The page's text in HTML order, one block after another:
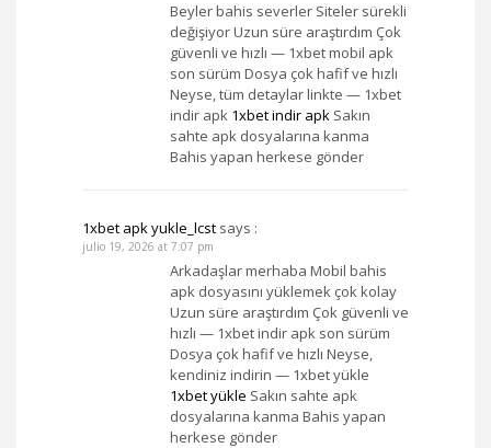
Beyler bahis severler Siteler sürekli
değişiyor Uzun süre araştırdım Çok
güvenli ve hızlı — 1xbet mobil apk
son sürüm Dosya çok hafif ve hızlı
Neyse, tüm detaylar linkte — 1xbet
indir apk 1xbet indir apk Sakın
sahte apk dosyalarına kanma
Bahis yapan herkese gönder
1xbet apk yukle_lcst says :
julio 19, 2026 at 7:07 pm
Arkadaşlar merhaba Mobil bahis
apk dosyasını yüklemek çok kolay
Uzun süre araştırdım Çok güvenli ve
hızlı — 1xbet indir apk son sürüm
Dosya çok hafif ve hızlı Neyse,
kendiniz indirin — 1xbet yükle
1xbet yükle Sakın sahte apk
dosyalarına kanma Bahis yapan
herkese gönder